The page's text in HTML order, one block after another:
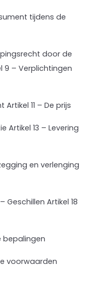
tijdens de
door de
9 – Verplichtingen
11 – De prijs
Artikel 13 – Levering
en verlenging
Geschillen Artikel 18
bepalingen
voorwaarden